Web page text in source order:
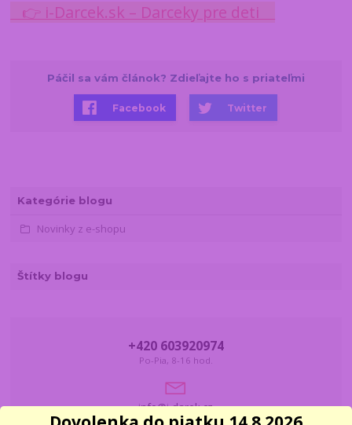
Kategórie blogu
Novinky z e-shopu
Štítky blogu
+420 603920974
Po-Pia, 8-16 hod.
info@i-darek.cz
👉 i-Darcek.sk – Darceky pre deti
Páčil sa vám článok? Zdieľajte ho s priateľmi
Facebook Twitter